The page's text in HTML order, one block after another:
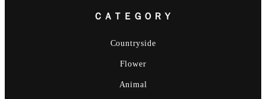
ＣＡＴＥＧＯＲＹ
Countryside
Flower
Animal